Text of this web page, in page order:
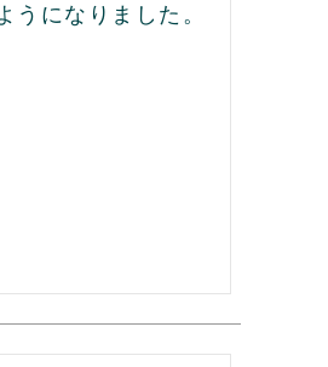
になりました。